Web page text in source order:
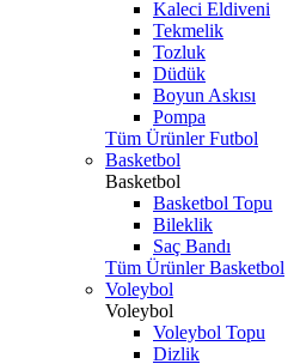
Kaleci Eldiveni
Tekmelik
Tozluk
Düdük
Boyun Askısı
Pompa
Tüm Ürünler Futbol
Basketbol
Basketbol
Basketbol Topu
Bileklik
Saç Bandı
Tüm Ürünler Basketbol
Voleybol
Voleybol
Voleybol Topu
Dizlik